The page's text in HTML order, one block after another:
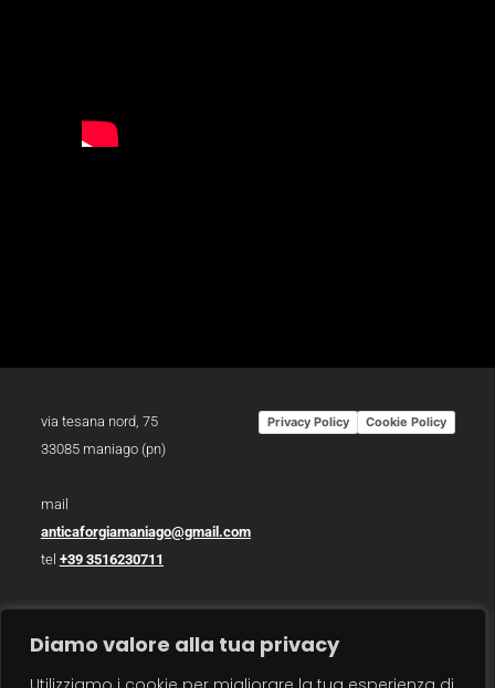
Diamo valore alla tua privacy
via tesana nord, 75
33085 maniago (pn)
mail
anticaforgiamaniago@gmail.com
tel +39 3516230711
p.iva 01783930934
Privacy Policy Cookie Policy